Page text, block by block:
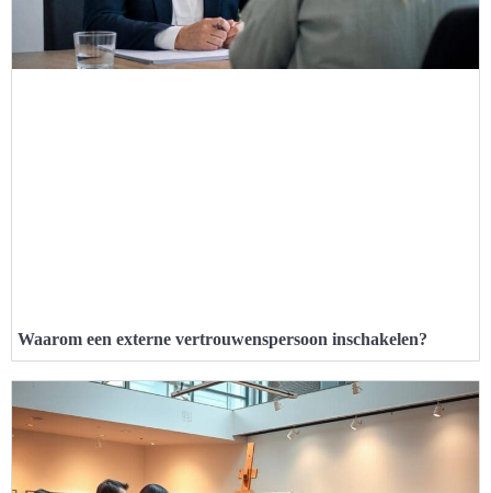
Waarom een externe vertrouwenspersoon inschakelen?